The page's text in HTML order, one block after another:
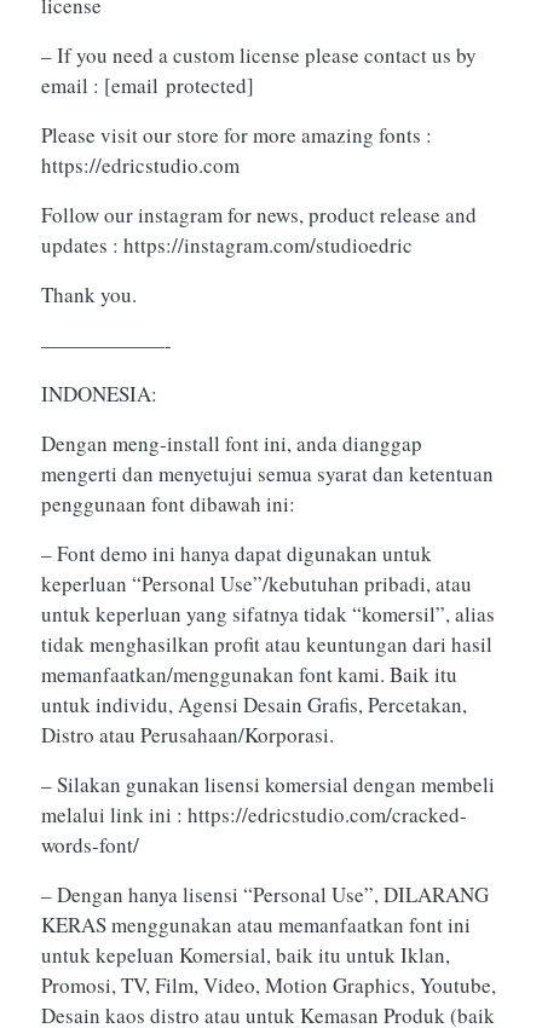
license
– If you need a custom license please contact us by
email : [email protected]
Please visit our store for more amazing fonts :
https://edricstudio.com
Follow our instagram for news, product release and
updates : https://instagram.com/studioedric
Thank you.
——————-
INDONESIA:
Dengan meng-install font ini, anda dianggap
mengerti dan menyetujui semua syarat dan ketentuan
penggunaan font dibawah ini:
– Font demo ini hanya dapat digunakan untuk
keperluan “Personal Use”/kebutuhan pribadi, atau
untuk keperluan yang sifatnya tidak “komersil”, alias
tidak menghasilkan profit atau keuntungan dari hasil
memanfaatkan/menggunakan font kami. Baik itu
untuk individu, Agensi Desain Grafis, Percetakan,
Distro atau Perusahaan/Korporasi.
– Silakan gunakan lisensi komersial dengan membeli
melalui link ini : https://edricstudio.com/cracked-
words-font/
– Dengan hanya lisensi “Personal Use”, DILARANG
KERAS menggunakan atau memanfaatkan font ini
untuk kepeluan Komersial, baik itu untuk Iklan,
Promosi, TV, Film, Video, Motion Graphics, Youtube,
Desain kaos distro atau untuk Kemasan Produk (baik